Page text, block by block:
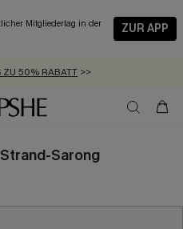
Mitgliedertag in der
ZUR APP
SCHNELLVERSAND-ARTIKEL >>
ZU 50% RABATT >>
-20% EXTRA ERHALTEN
AB 89 €
Sarong